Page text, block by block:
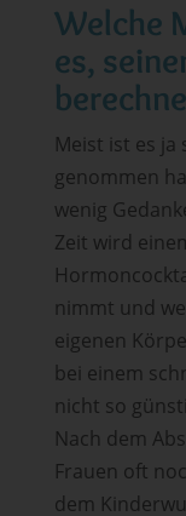
Welche
es,
Meist ist es ja
genommen
wenig
Zeit wird
nimmt und
eigenen
bei einem
nicht so
Nach dem
Frauen oft
dem